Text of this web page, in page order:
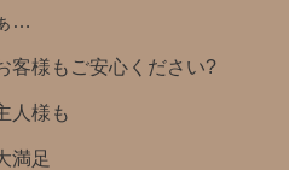
…
客様もご安心ください?
人様も
満足